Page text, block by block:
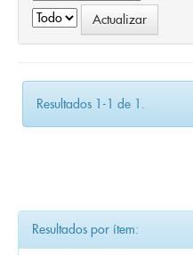
Resultados 1-1 de 1.
Resultados por ítem: